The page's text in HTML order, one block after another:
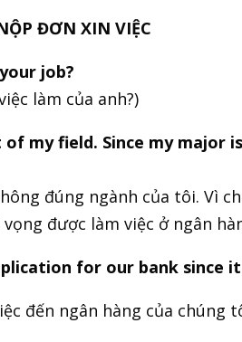
ĐƠN XIN VIỆC
job?
làm của anh?)
my field. Since my major
đúng ngành của tôi. Vì
được làm việc ở ngân
for our bank since
đến ngân hàng của chúng